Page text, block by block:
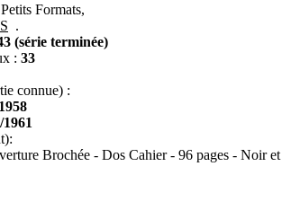
Formats,
.
(série terminée)
: 33
connue) :
1961
Brochée - Dos Cahier - 96 pages - Noir et